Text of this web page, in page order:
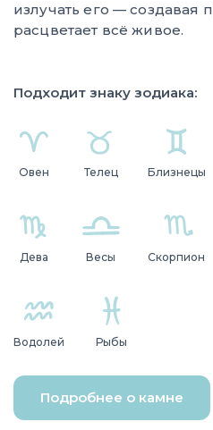
излучать его — создавая
расцветает всё живое.
Подходит знаку зодиака:
Овен Телец Близнецы
Дева Весы Скорпион
Водолей Рыбы
Подробнее о камне